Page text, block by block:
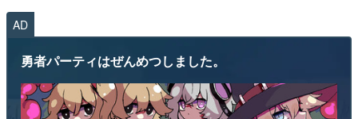
AD
勇者パーティはぜんめつしました。